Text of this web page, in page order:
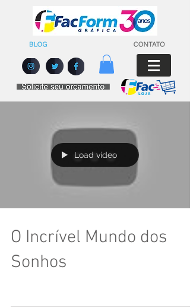
Load video
O Incrível Mundo dos
Sonhos